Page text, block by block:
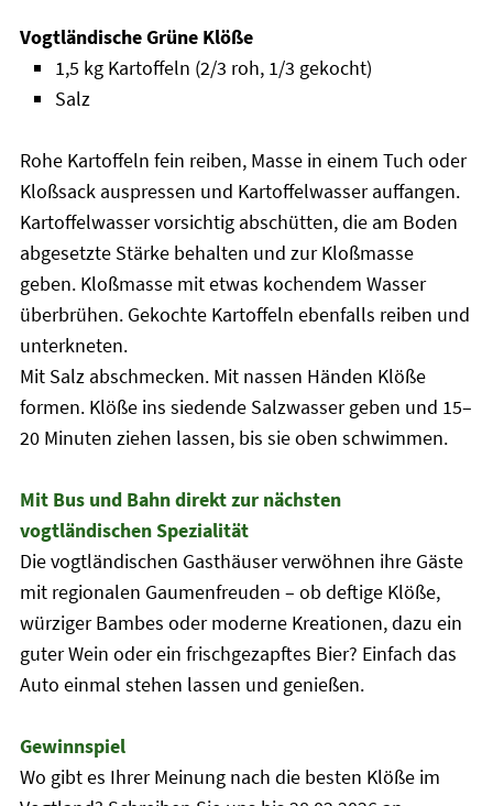
Vogtländische Grüne Klöße
1,5 kg Kartoffeln (2/3 roh, 1/3 gekocht)
Salz
Rohe Kartoffeln fein reiben, Masse in einem Tuch oder
Kloßsack auspressen und Kartoffelwasser auffangen.
Kartoffelwasser vorsichtig abschütten, die am Boden
abgesetzte Stärke behalten und zur Kloßmasse
geben. Kloßmasse mit etwas kochendem Wasser
überbrühen. Gekochte Kartoffeln ebenfalls reiben und
unterkneten.
Mit Salz abschmecken. Mit nassen Händen Klöße
formen. Klöße ins siedende Salzwasser geben und 15–
20 Minuten ziehen lassen, bis sie oben schwimmen.
Mit Bus und Bahn direkt zur nächsten
vogtländischen Spezialität
Die vogtländischen Gasthäuser verwöhnen ihre Gäste
mit regionalen Gaumenfreuden – ob deftige Klöße,
würziger Bambes oder moderne Kreationen, dazu ein
guter Wein oder ein frischgezapftes Bier? Einfach das
Auto einmal stehen lassen und genießen.
Gewinnspiel
Wo gibt es Ihrer Meinung nach die besten Klöße im